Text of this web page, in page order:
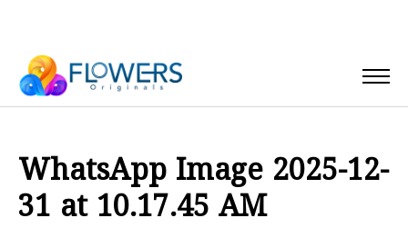
WhatsApp Image 2025-12-
31 at 10.17.45 AM